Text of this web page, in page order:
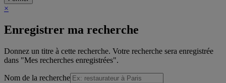
×
Enregistrer ma recherche
Donnez un titre à cette recherche. Votre recherche sera enregistrée
dans "Mes recherches enregistrées".
Nom de la recherche